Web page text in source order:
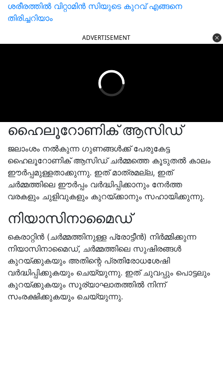
ശരീരത്തിൽ വിറ്റാമിൻ സിയുടെ കുറവ് എങ്ങനെ
തിരിച്ചറിയാം
ADVERTISEMENT
ഹൈലൂറോണിക് ആസിഡ്
ജലാംശം നൽകുന്ന ഗുണങ്ങൾക്ക് പേരുകേട്ട
ഹൈലൂറോണിക് ആസിഡ് ചർമ്മത്തെ കൂടുതൽ കാലം
ഈർപ്പമുള്ളതാക്കുന്നു. ഇത് മാത്രമല്ല, ഇത്
ചർമ്മത്തിലെ ഈർപ്പം വർദ്ധിപ്പിക്കാനും നേർത്ത
വരകളും ചുളിവുകളും കുറയ്ക്കാനും സഹായിക്കുന്നു.
നിയാസിനാമൈഡ്
കെരാറ്റിൻ (ചർമ്മത്തിനുള്ള പ്രോട്ടീൻ) നിർമ്മിക്കുന്ന
നിയാസിനാമൈഡ്, ചർമ്മത്തിലെ സുഷിരങ്ങൾ
കുറയ്ക്കുകയും അതിന്റെ പ്രതിരോധശേഷി
വർദ്ധിപ്പിക്കുകയും ചെയ്യുന്നു. ഇത് ചുവപ്പും പൊട്ടലും
കുറയ്ക്കുകയും സൂര്യാഘാതത്തിൽ നിന്ന്
സംരക്ഷിക്കുകയും ചെയ്യുന്നു.